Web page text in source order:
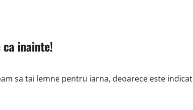
inainte!
sa tai lemne pentru iarna, deoarece este indicat